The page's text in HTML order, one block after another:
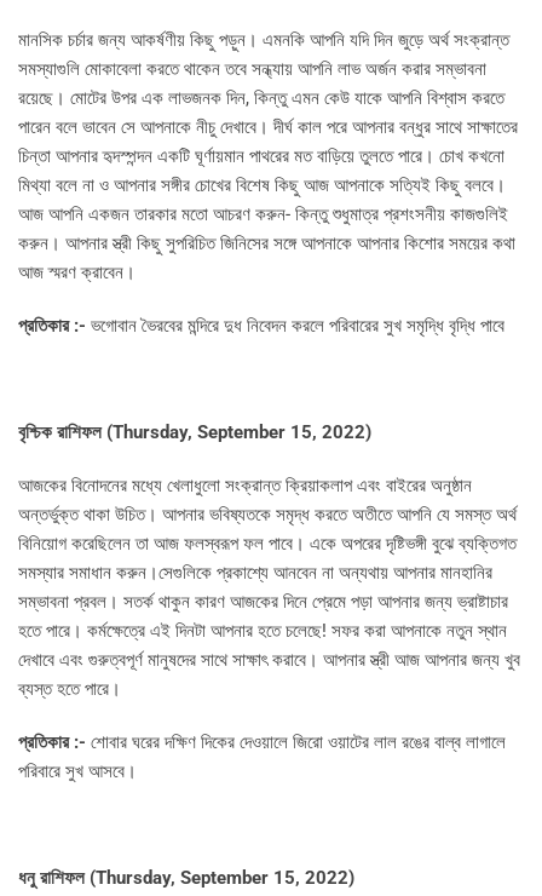
মানসিক চর্চার জন্য আকর্ষণীয় কিছু পড়ুন। এমনকি আপনি যদি দিন জুড়ে অর্থ সংক্রান্ত
সমস্যাগুলি মোকাবেলা করতে থাকেন তবে সন্ধ্যায় আপনি লাভ অর্জন করার সম্ভাবনা
রয়েছে। মোটের উপর এক লাভজনক দিন, কিন্তু এমন কেউ যাকে আপনি বিশ্বাস করতে
পারেন বলে ভাবেন সে আপনাকে নীচু দেখাবে। দীর্ঘ কাল পরে আপনার বন্ধুর সাথে সাক্ষাতের
চিন্তা আপনার হৃদস্পন্দন একটি ঘূর্ণায়মান পাথরের মত বাড়িয়ে তুলতে পারে। চোখ কখনো
মিথ্যা বলে না ও আপনার সঙ্গীর চোখের বিশেষ কিছু আজ আপনাকে সত্যিই কিছু বলবে।
আজ আপনি একজন তারকার মতো আচরণ করুন- কিন্তু শুধুমাত্র প্রশংসনীয় কাজগুলিই
করুন। আপনার স্ত্রী কিছু সুপরিচিত জিনিসের সঙ্গে আপনাকে আপনার কিশোর সময়ের কথা
আজ স্মরণ ক্রাবেন।
প্রতিকার :- ভগোবান ভৈরবের মন্দিরে দুধ নিবেদন করলে পরিবারের সুখ সমৃদ্ধি বৃদ্ধি পাবে
বৃশ্চিক রাশিফল (Thursday, September 15, 2022)
আজকের বিনোদনের মধ্যে খেলাধুলো সংক্রান্ত ক্রিয়াকলাপ এবং বাইরের অনুষ্ঠান
অন্তর্ভুক্ত থাকা উচিত। আপনার ভবিষ্যতকে সমৃদ্ধ করতে অতীতে আপনি যে সমস্ত অর্থ
বিনিয়োগ করেছিলেন তা আজ ফলস্বরূপ ফল পাবে। একে অপরের দৃষ্টিভঙ্গী বুঝে ব্যক্তিগত
সমস্যার সমাধান করুন।সেগুলিকে প্রকাশ্যে আনবেন না অন্যথায় আপনার মানহানির
সম্ভাবনা প্রবল। সতর্ক থাকুন কারণ আজকের দিনে প্রেমে পড়া আপনার জন্য ভ্রাষ্টাচার
হতে পারে। কর্মক্ষেত্রে এই দিনটা আপনার হতে চলেছে! সফর করা আপনাকে নতুন স্থান
দেখাবে এবং গুরুত্বপূর্ণ মানুষদের সাথে সাক্ষাৎ করাবে। আপনার স্ত্রী আজ আপনার জন্য খুব
ব্যস্ত হতে পারে।
প্রতিকার :- শোবার ঘরের দক্ষিণ দিকের দেওয়ালে জিরো ওয়াটের লাল রঙের বাল্ব লাগালে
পরিবারে সুখ আসবে।
ধনু রাশিফল (Thursday, September 15, 2022)